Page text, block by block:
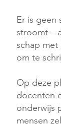
Er is geen
stroomt –
schap met
om te
Op deze
docenten
onderwijs
mensen